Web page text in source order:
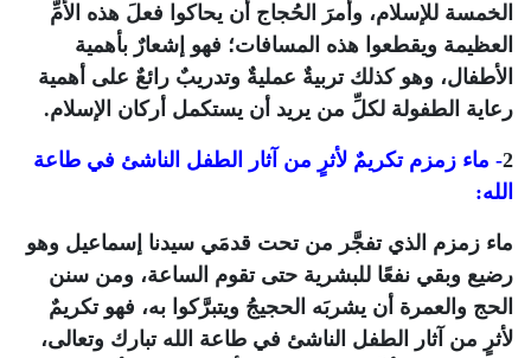
الخمسة للإسلام، وأمرَ الحُجاج أن يحاكوا فعلَ هذه الأمِّ
العظيمة ويقطعوا هذه المسافات؛ فهو إشعارٌ بأهمية
الأطفال، وهو كذلك تربيةٌ عمليةٌ وتدريبٌ رائعٌ على أهمية
رعاية الطفولة لكلِّ من يريد أن يستكمل أركان الإسلام.
2- ماء زمزم تكريمٌ لأثرٍ من آثار الطفل الناشئ في طاعة
الله:
ماء زمزم الذي تفجَّر من تحت قدمَي سيدنا إسماعيل وهو
رضيع وبقي نفعًا للبشرية حتى تقوم الساعة، ومن سنن
الحج والعمرة أن يشربَه الحجيجُ ويتبرَّكوا به، فهو تكريمٌ
لأثرٍ من آثار الطفل الناشئ في طاعة الله تبارك وتعالى،